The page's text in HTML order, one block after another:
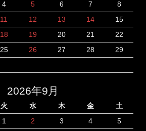
4 5 6 7
8
11 12 13 14
15
18 19 20 21
22
25 26 27 28
29
2026年9月
火 水 木 金
土
1
2 3 4
5